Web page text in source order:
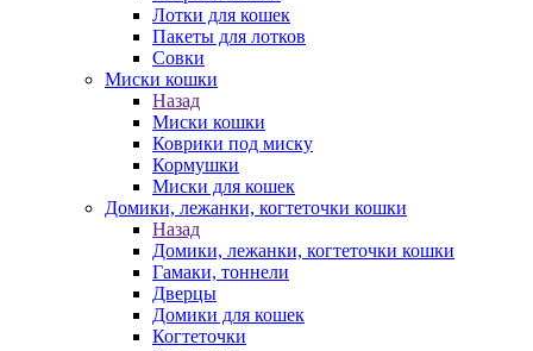
Лотки для кошек
Пакеты для лотков
Совки
Миски кошки
Назад
Миски кошки
Коврики под миску
Кормушки
Миски для кошек
Домики, лежанки, когтеточки кошки
Назад
Домики, лежанки, когтеточки кошки
Гамаки, тоннели
Дверцы
Домики для кошек
Когтеточки